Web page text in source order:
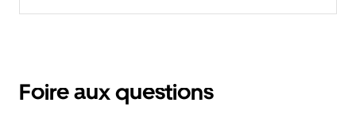
Foire aux questions